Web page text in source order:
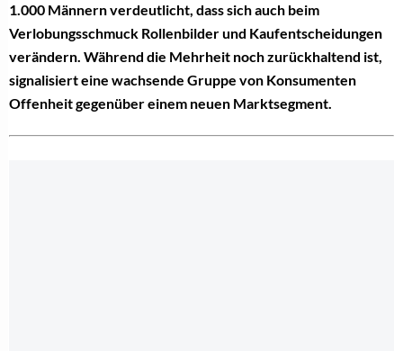
1.000 Männern verdeutlicht, dass sich auch beim
Verlobungsschmuck Rollenbilder und Kaufentscheidungen
verändern. Während die Mehrheit noch zurückhaltend ist,
signalisiert eine wachsende Gruppe von Konsumenten
Offenheit gegenüber einem neuen Marktsegment.